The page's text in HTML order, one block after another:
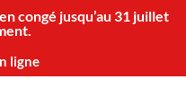
congé jusqu’au 31 juillet
ligne